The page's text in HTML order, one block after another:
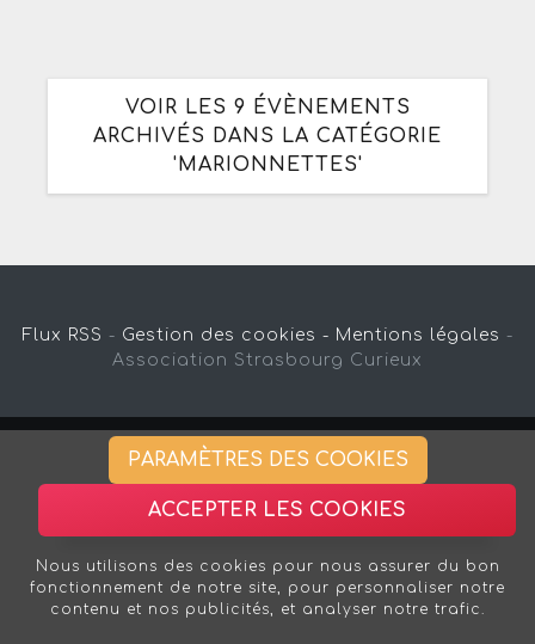
VOIR LES 9 ÉVÈNEMENTS
ARCHIVÉS DANS LA CATÉGORIE
'MARIONNETTES'
Flux RSS - Gestion des cookies - Mentions légales -
Association Strasbourg Curieux
PARAMÈTRES DES COOKIES
ACCEPTER LES COOKIES
Nous utilisons des cookies pour nous assurer du bon
fonctionnement de notre site, pour personnaliser notre
contenu et nos publicités, et analyser notre trafic.